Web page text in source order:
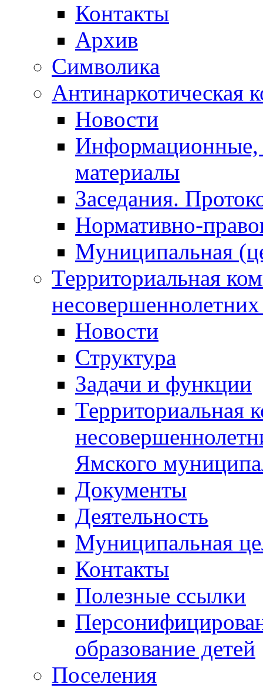
Контакты
Архив
Символика
Антинаркотическая
Новости
Информационные,
материалы
Заседания.
Нормативно-
Муниципальная
Территориальная
Новости
Структура
Задачи и функции
Территориальная
Ямского
Документы
Деятельность
Муниципальная
Контакты
Полезные ссылки
образование детей
Поселения